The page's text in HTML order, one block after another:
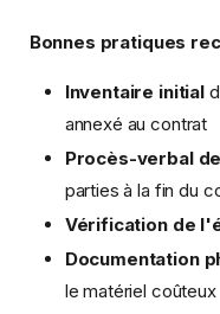
Bonnes pratiques
Inventaire initial
annexé au contrat
Procès-verbal
parties à la fin du
Vérification de
Documentation
le matériel coûteux